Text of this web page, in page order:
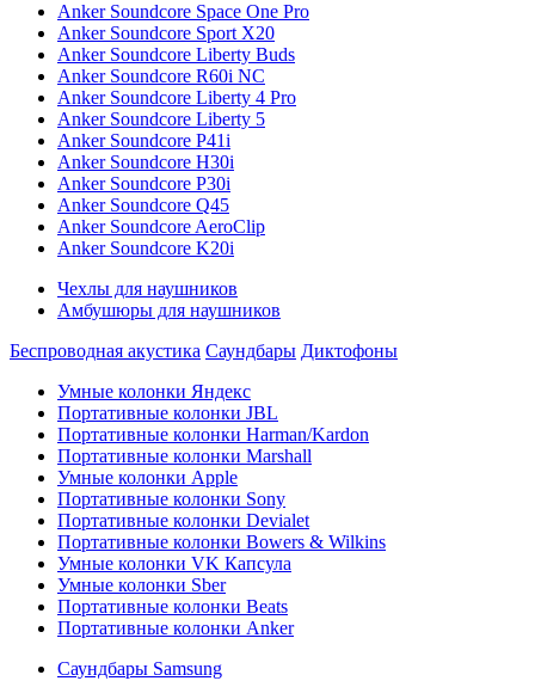
Anker Soundcore Space One Pro
Anker Soundcore Sport X20
Anker Soundcore Liberty Buds
Anker Soundcore R60i NC
Anker Soundcore Liberty 4 Pro
Anker Soundcore Liberty 5
Anker Soundcore P41i
Anker Soundcore H30i
Anker Soundcore P30i
Anker Soundcore Q45
Anker Soundcore AeroClip
Anker Soundcore K20i
Чехлы для наушников
Амбушюры для наушников
Беспроводная акустика Саундбары Диктофоны
Умные колонки Яндекс
Портативные колонки JBL
Портативные колонки Harman/Kardon
Портативные колонки Marshall
Умные колонки Apple
Портативные колонки Sony
Портативные колонки Devialet
Портативные колонки Bowers & Wilkins
Умные колонки VK Капсула
Умные колонки Sber
Портативные колонки Beats
Портативные колонки Anker
Саундбары Samsung